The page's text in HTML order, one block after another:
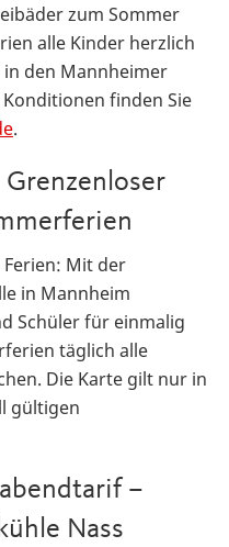
zum Sommer
alle Kinder herzlich
den Mannheimer
finden Sie
.
Mit der
in Mannheim
Schüler für einmalig
täglich alle
Die Karte gilt nur in
gültigen
–
Nass